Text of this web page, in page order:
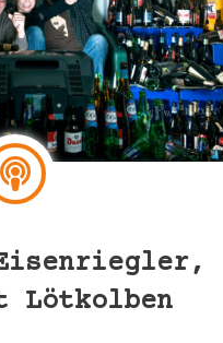
Lötkolben